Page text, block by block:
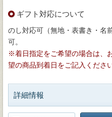
ギフト対応について
のし対応可（無地・表書き・名
可。
※着日指定をご希望の場合は、
望の商品到着日をご記入ください
詳細情報